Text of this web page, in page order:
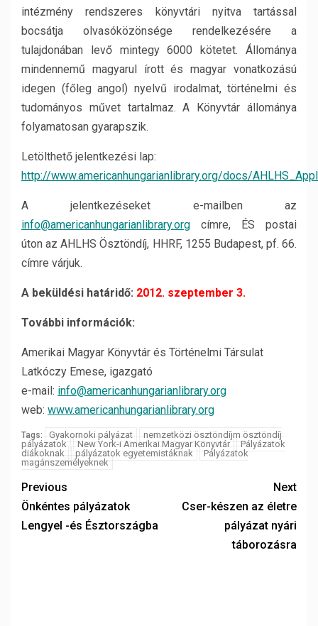
intézmény rendszeres könyvtári nyitva tartással
bocsátja olvasóközönsége rendelkezésére a
tulajdonában levő mintegy 6000 kötetet. Állománya
mindennemű magyarul írott és magyar vonatkozású
idegen (főleg angol) nyelvű irodalmat, történelmi és
tudományos művet tartalmaz. A Könyvtár állománya
folyamatosan gyarapszik.
Letölthető jelentkezési lap:
http://www.americanhungarianlibrary.org/docs/
A jelentkezéseket e-mailben az
info@americanhungarianlibrary.org címre, ÉS postai
úton az AHLHS Ösztöndíj, HHRF, 1255 Budapest, pf. 66.
címre várjuk.
A beküldési határidő: 2012. szeptember 3.
További információk:
Amerikai Magyar Könyvtár és Történelmi Társulat
Latkóczy Emese, igazgató
e-mail: info@americanhungarianlibrary.org
web: www.americanhungarianlibrary.org
Tags: Gyakornoki pályázat
nemzetközi ösztöndíjm ösztöndíj
pályázatok
New York-i Amerikai Magyar Könyvtár
Pályázatok
diákoknak
pályázatok egyetemistáknak
Pályázatok
magánszemélyeknek
Previous
Önkéntes pályázatok
Lengyel -és Észtországba
Next
Cser-készen az életre
pályázat nyári
táborozásra